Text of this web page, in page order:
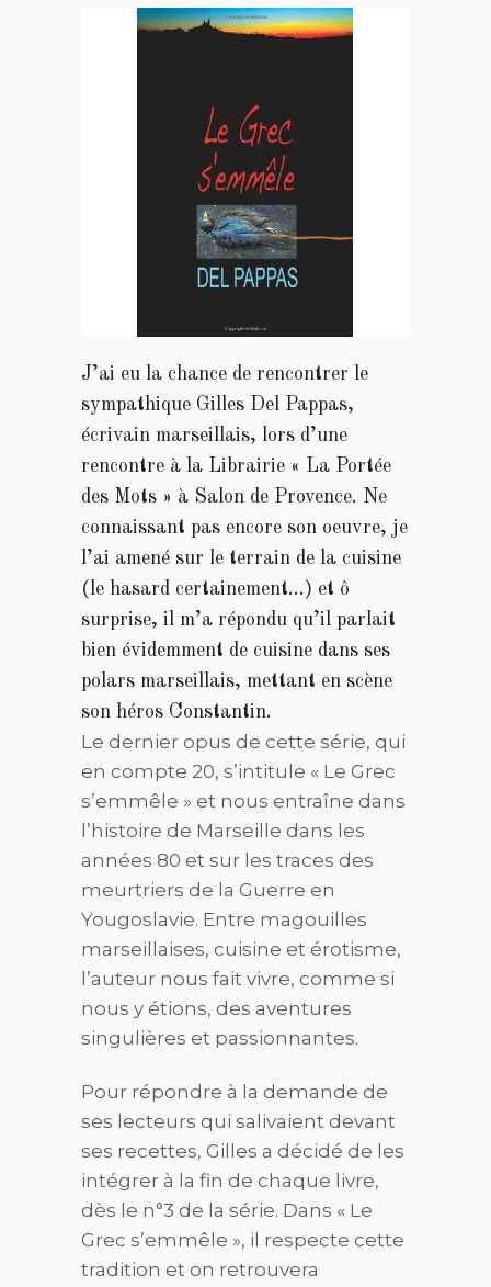
J’ai eu la chance de rencontrer le
sympathique Gilles Del Pappas,
écrivain marseillais, lors d’une
rencontre à la Librairie « La Portée
des Mots » à Salon de Provence. Ne
connaissant pas encore son oeuvre, je
l’ai amené sur le terrain de la cuisine
(le hasard certainement…) et ô
surprise, il m’a répondu qu’il parlait
bien évidemment de cuisine dans ses
polars marseillais, mettant en scène
son héros Constantin.
Le dernier opus de cette série, qui
en compte 20, s’intitule « Le Grec
s’emmêle » et nous entraîne dans
l’histoire de Marseille dans les
années 80 et sur les traces des
meurtriers de la Guerre en
Yougoslavie. Entre magouilles
marseillaises, cuisine et érotisme,
l’auteur nous fait vivre, comme si
nous y étions, des aventures
singulières et passionnantes.
Pour répondre à la demande de
ses lecteurs qui salivaient devant
ses recettes, Gilles a décidé de les
intégrer à la fin de chaque livre,
dès le n°3 de la série. Dans « Le
Grec s’emmêle », il respecte cette
tradition et on retrouvera